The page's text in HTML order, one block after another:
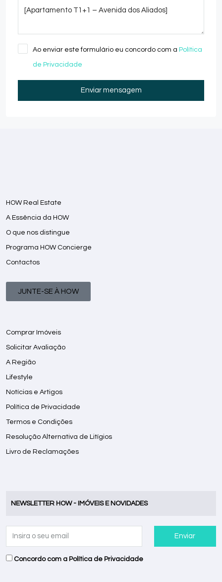
Ao enviar este formulário eu concordo com a Política
de Privacidade
Enviar mensagem
HOW Real Estate
A Essência da HOW
O que nos distingue
Programa HOW Concierge
Contactos
JUNTE-SE À HOW
Comprar Imóveis
Solicitar Avaliação
A Região
Lifestyle
Notícias e Artigos
Política de Privacidade
Termos e Condições
Resolução Alternativa de Litígios
Livro de Reclamações
NEWSLETTER HOW - IMÓVEIS E NOVIDADES
Enviar
Concordo com a Política de Privacidade